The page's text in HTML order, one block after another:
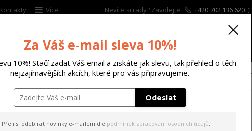
Kontakty Více Nevíte si rady? Zavolejte. +420 702 136 620
DOPLŇKY DÁRKOVÉ POUKAZY %
T-Shirt Dress
Za Váš e-mail sleva 10%!
10%! Stačí zadat Váš email a ziskáte jak slevu, tak přehled o těch
nejzajímavějších akcích, které pro vás připravujeme.
Odeslat
Přeji si odebírat novinky e-mailem dle podmínek zpracování osobních údajů.